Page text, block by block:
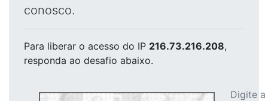
conosco.
Para liberar o acesso do IP 216.73.216.208,
responda ao desafio abaixo.
Digite